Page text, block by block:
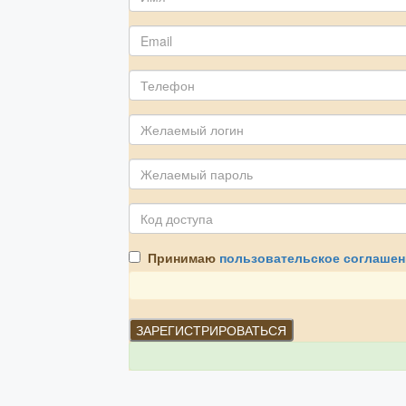
Принимаю пользовательское